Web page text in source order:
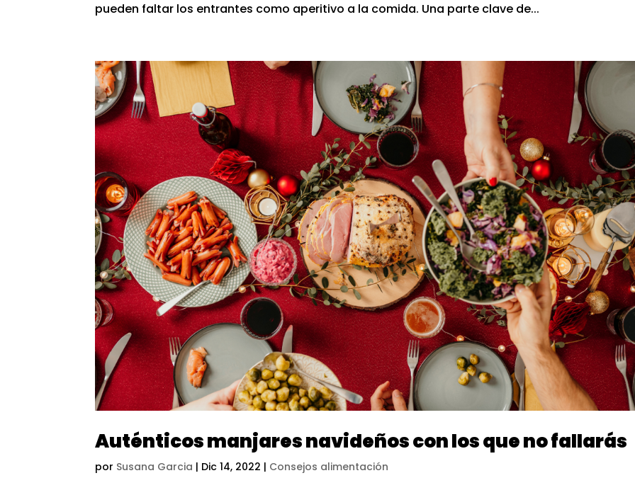
pueden faltar los entrantes como aperitivo a la comida. Una parte clave de...
Auténticos manjares navideños con los que no fallarás
por Susana Garcia | Dic 14, 2022 | Consejos alimentación